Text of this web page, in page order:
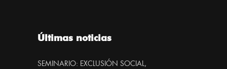
Últimas noticias
SEMINARIO: EXCLUSIÓN SOCIAL,